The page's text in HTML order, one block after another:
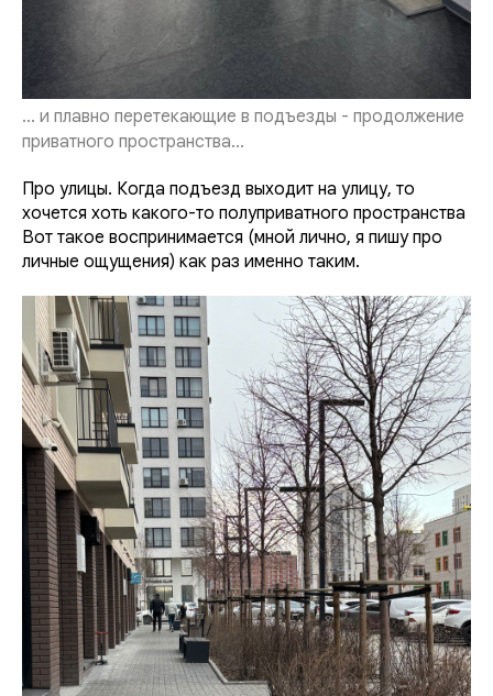
... и плавно перетекающие в подъезды - продолжение
приватного пространства...
Про улицы. Когда подъезд выходит на улицу, то
хочется хоть какого-то полуприватного пространства
Вот такое воспринимается (мной лично, я пишу про
личные ощущения) как раз именно таким.